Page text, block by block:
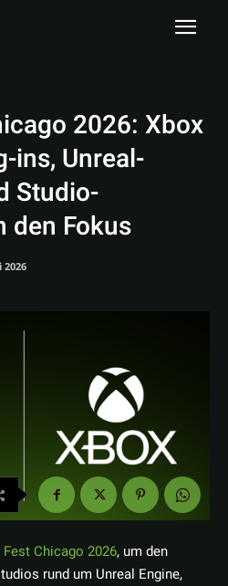
2026: Xbox
ins, Unreal-
Studio-
den Fokus
2026
Fest Chicago 2026, um den
rund um Unreal Engine,